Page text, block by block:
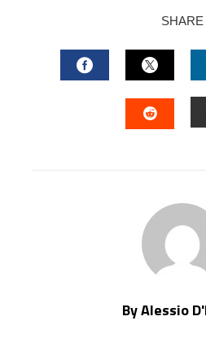
SHARE
FACEBOOK
By Alessio